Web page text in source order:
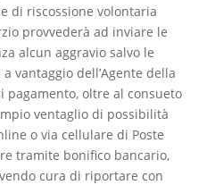
di riscossione volontaria
provvederà ad inviare le
alcun aggravio salvo le
vantaggio dell’Agente della
pagamento, oltre al consueto
ventaglio di possibilità
o via cellulare di Poste
tramite bonifico bancario,
cura di riportare con